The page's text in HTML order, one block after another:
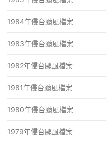
1984年侵台颱風檔案
1983年侵台颱風檔案
1982年侵台颱風檔案
1981年侵台颱風檔案
1980年侵台颱風檔案
1979年侵台颱風檔案